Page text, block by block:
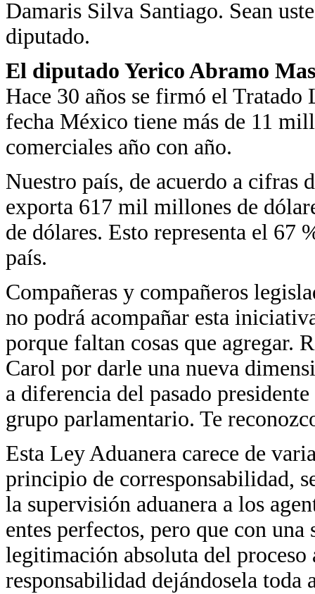
Damaris Silva Santiago. Sean
diputado.
El diputado Yerico Abramo
Hace 30 años se firmó el
fecha México tiene más de 11
comerciales año con año.
Nuestro país, de acuerdo a cifras
exporta 617 mil millones de
de dólares. Esto representa el 67
país.
Compañeras y compañeros
no podrá acompañar esta
porque faltan cosas que agregar.
Carol por darle una nueva
a diferencia del pasado
grupo parlamentario. Te
Esta Ley Aduanera carece de
principio de corresponsabilidad,
la supervisión aduanera a los
entes perfectos, pero que con
legitimación absoluta del
responsabilidad dejándosela